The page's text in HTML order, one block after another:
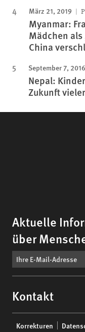
März 21, 2019
Myanmar:
Mädchen als
China
September 7, 2016
Nepal:
Zukunft
Aktuelle
über
Kontakt
Korrekturen